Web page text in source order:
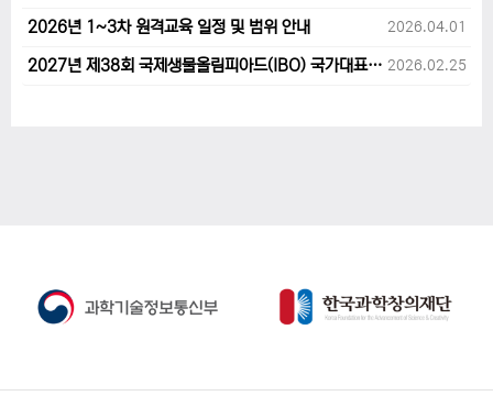
2026년 1~3차 원격교육 일정 및 범위 안내 2026.04.01
2027년 제38회 국제생물올림피아드(IBO) 국가대표 후보자 지원 안내 2026.02.25